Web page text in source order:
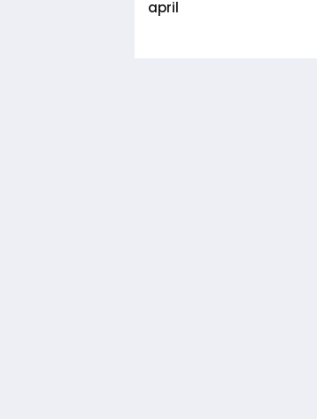
april